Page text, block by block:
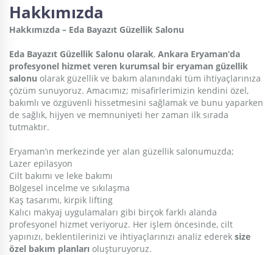
Hakkımızda
Hakkımızda – Eda Bayazıt Güzellik Salonu
Eda Bayazıt Güzellik Salonu olarak, Ankara Eryaman’da
profesyonel hizmet veren kurumsal bir eryaman güzellik
salonu olarak güzellik ve bakım alanındaki tüm ihtiyaçlarınıza
çözüm sunuyoruz. Amacımız; misafirlerimizin kendini özel,
bakımlı ve özgüvenli hissetmesini sağlamak ve bunu yaparken
de sağlık, hijyen ve memnuniyeti her zaman ilk sırada
tutmaktır.
Eryaman’ın merkezinde yer alan güzellik salonumuzda;
Lazer epilasyon
Cilt bakımı ve leke bakımı
Bölgesel incelme ve sıkılaşma
Kaş tasarımı, kirpik lifting
Kalıcı makyaj uygulamaları gibi birçok farklı alanda
profesyonel hizmet veriyoruz. Her işlem öncesinde, cilt
yapınızı, beklentilerinizi ve ihtiyaçlarınızı analiz ederek size
özel bakım planları oluşturuyoruz.